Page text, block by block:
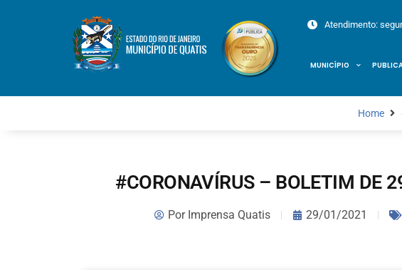
Atendimento:
MUNICÍPIO
Home
#CORONAVÍRUS – BOLETIM DE
PorImprensa Quatis 29/01/2021